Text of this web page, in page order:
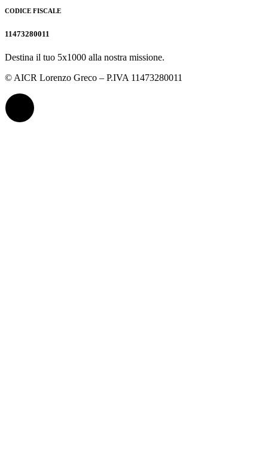
CODICE FISCALE
11473280011
Destina il tuo 5x1000 alla nostra missione.
© AICR Lorenzo Greco – P.IVA 11473280011